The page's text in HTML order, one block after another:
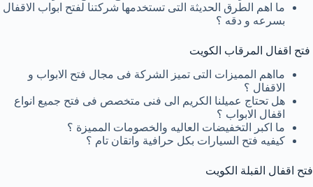
ما اهم الطرق الحديثة التى تستخدمها شركتنا لفتح ابواب الاقفال
بسرعه و دقه ؟
فتح اقفال المرقاب الكويت
مااهم المميزات التى تميز الشركة فى مجال فتح الابواب و
الاقفال ؟
هل تحتاج عميلنا الكريم الى فنى متخصص فى فتح جميع انواع
اقفال الابواب ؟
ما اكبر التخفيضات العاليه والخصومات المميزة ؟
كيفيه فتح السيارات بكل حرافية واتقان تام ؟
فتح اقفال القبلة الكويت